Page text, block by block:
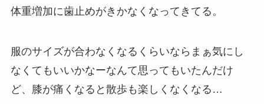
体重増加に歯止めがきかなくなってきてる。
服のサイズが合わなくなるくらいならまぁ気にし
なくてもいいかなーなんて思ってもいたんだけ
ど、膝が痛くなると散歩も楽しくなくなる…